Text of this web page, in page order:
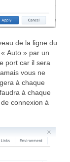
de la ligne du
Auto » par un
port car il sera
vous ne
à chaque
à chaque
connexion à